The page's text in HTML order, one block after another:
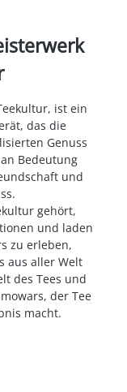
ist ein
das die
Genuss
Bedeutung
und
gehört,
und laden
zu erleben,
aus aller Welt
des Tees und
der Tee
macht.